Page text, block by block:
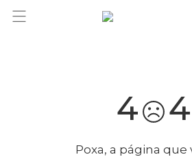
você merece 30% OFF pra comemorar
4 4
Poxa, a página que